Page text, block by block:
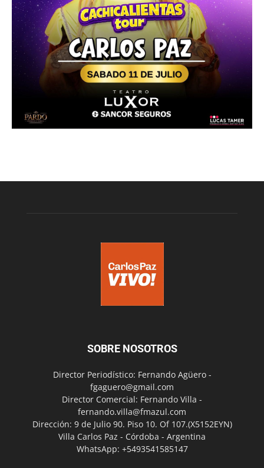
SOBRE NOSOTROS
Director Periodístico: Fernando Agüero -
fgaguero@gmail.com
Director Comercial: Fernando Villa -
fernando.villa@fmazul.com
Dirección: 9 de Julio 90. Piso 10. Of 107.(X5152EYN)
Villa Carlos Paz - Córdoba - Argentina
WhatsApp: +5493541585147